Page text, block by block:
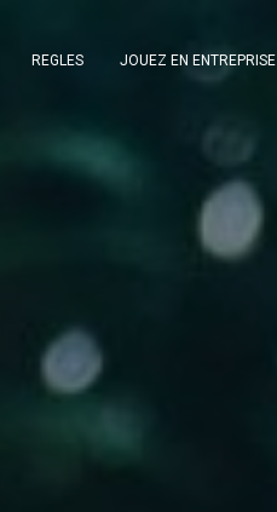
REGLES JOUEZ EN ENTREPRISE